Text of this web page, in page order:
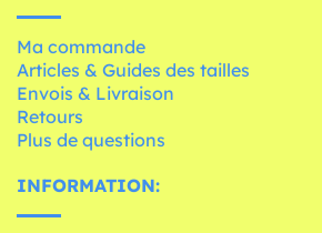
Ma commande
Articles & Guides des tailles
Envois & Livraison
Retours
Plus de questions
INFORMATION: